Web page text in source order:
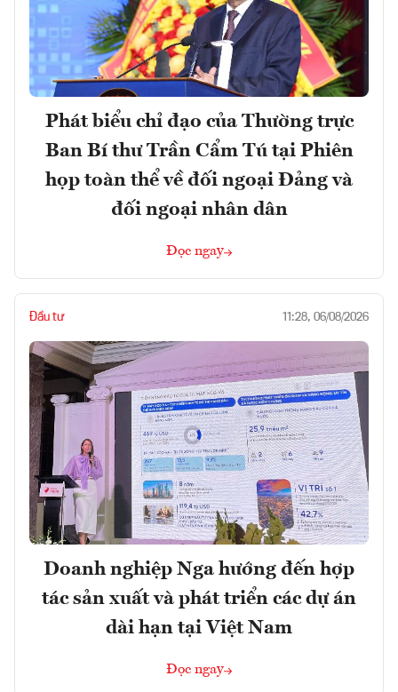
Phát biểu chỉ đạo của Thường trực
Ban Bí thư Trần Cẩm Tú tại Phiên
họp toàn thể về đối ngoại Đảng và
đối ngoại nhân dân
Đọc ngay
Đầu tư 11:28, 06/08/2026
Doanh nghiệp Nga hướng đến hợp
tác sản xuất và phát triển các dự án
dài hạn tại Việt Nam
Đọc ngay